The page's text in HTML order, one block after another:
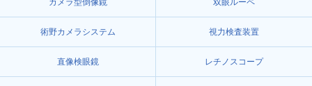
カメラ型倒像鏡 双眼ルーペ
術野カメラシステム 視力検査装置
直像検眼鏡 レチノスコープ